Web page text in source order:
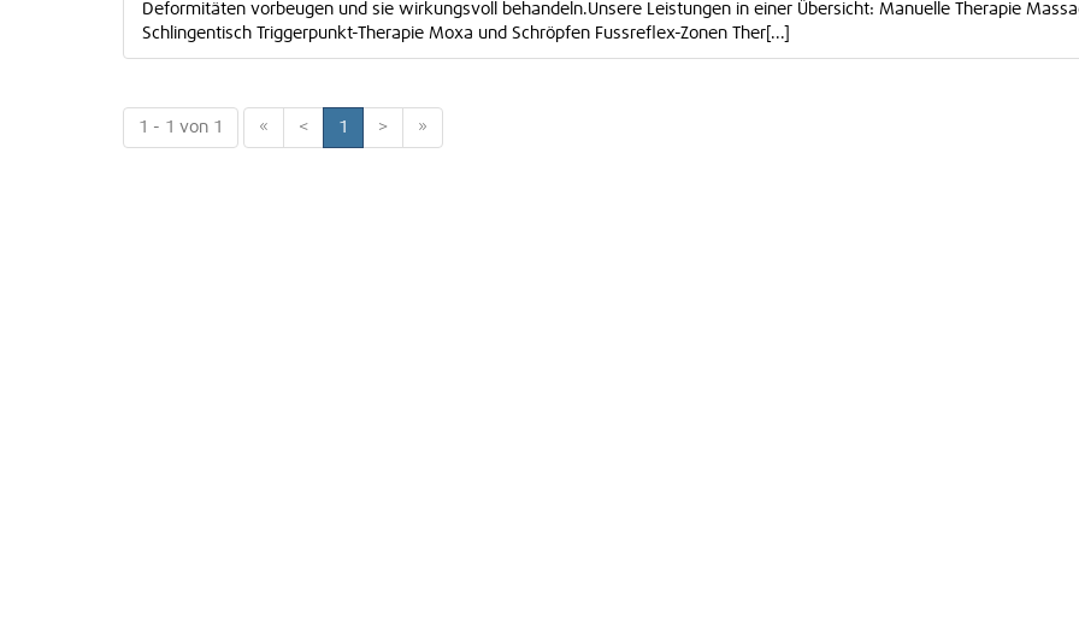
Deformitäten vorbeugen und sie wirkungsvoll behandeln.Unsere Leistungen in einer Übersicht: Manuelle Therapie
Schlingentisch Triggerpunkt-Therapie Moxa und Schröpfen Fussreflex-Zonen Ther[...]
1 - 1 von 1 « < 1 > »